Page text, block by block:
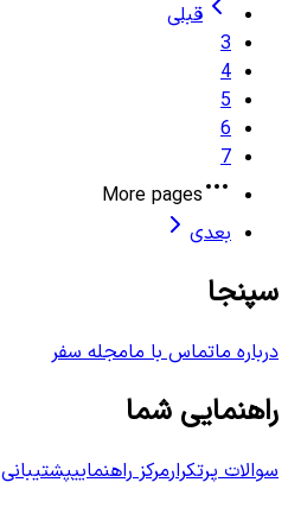
قبلی
3
4
5
6
7
More pages
بعدی
سپنجا
درباره ماتماس با مامجله سفر
راهنمایی شما
سوالات پرتکرارمرکز راهنماییپشتیبانی